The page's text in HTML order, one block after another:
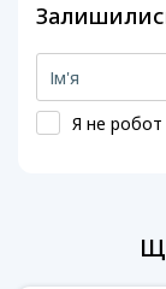
Я не робот